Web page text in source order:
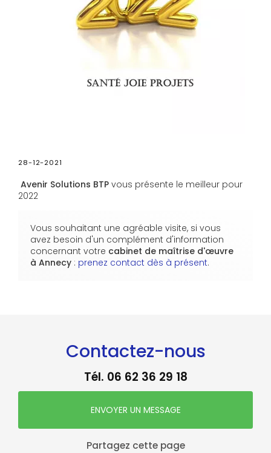
28-12-2021
Avenir Solutions BTP vous présente le meilleur pour
2022
Vous souhaitant une agréable visite, si vous
avez besoin d'un complément d'information
concernant votre cabinet de maîtrise d'œuvre
à Annecy : prenez contact dès à présent.
Contactez-nous
Tél. 06 62 36 29 18
ENVOYER UN MESSAGE
Partagez cette page